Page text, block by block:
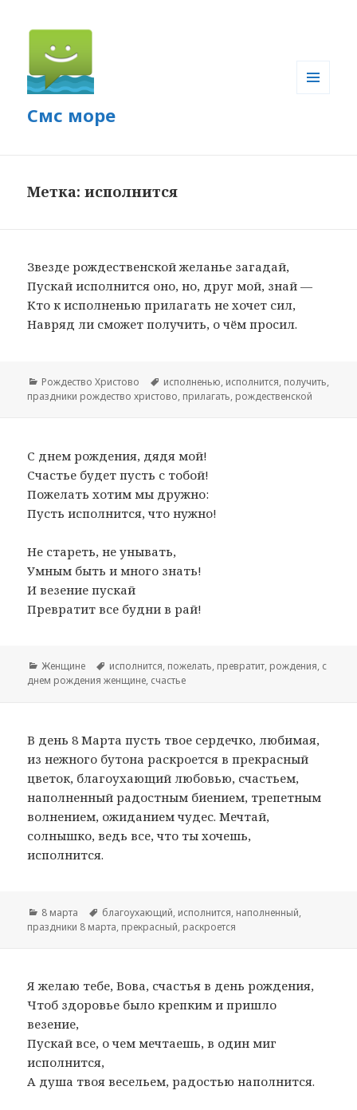
Смс море
Метка: исполнится
Звезде рождественской желанье загадай,
Пускай исполнится оно, но, друг мой, знай —
Кто к исполненью прилагать не хочет сил,
Навряд ли сможет получить, о чём просил.
Рубрики
Рождество Христово Метки
исполненью, исполнится, получить,
праздники рождество христово, прилагать, рождественской
С днем рождения, дядя мой!
Счастье будет пусть с тобой!
Пожелать хотим мы дружно:
Пусть исполнится, что нужно!
Не стареть, не унывать,
Умным быть и много знать!
И везение пускай
Превратит все будни в рай!
Рубрики
Женщине Метки
исполнится, пожелать, превратит, рождения, с
днем рождения женщине, счастье
В день 8 Марта пусть твое сердечко, любимая,
из нежного бутона раскроется в прекрасный
цветок, благоухающий любовью, счастьем,
наполненный радостным биением, трепетным
волнением, ожиданием чудес. Мечтай,
солнышко, ведь все, что ты хочешь,
исполнится.
Рубрики
8 марта Метки
благоухающий, исполнится, наполненный,
праздники 8 марта, прекрасный, раскроется
Я желаю тебе, Вова, счастья в день рождения,
Чтоб здоровье было крепким и пришло
везение,
Пускай все, о чем мечтаешь, в один миг
исполнится,
А душа твоя весельем, радостью наполнится.